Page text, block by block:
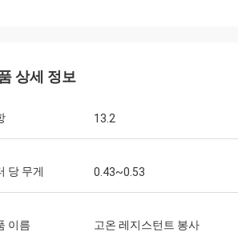
상세 정보
13.2
당 무게 0.43~0.53
이름 고온 레지스턴트 봉사